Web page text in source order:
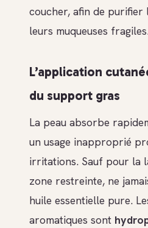
coucher, afin de purifier
leurs muqueuses
L’application
du support gras
La peau absorbe
un usage inapproprié
irritations. Sauf pour la
zone restreinte, ne
huile essentielle pure.
aromatiques sont